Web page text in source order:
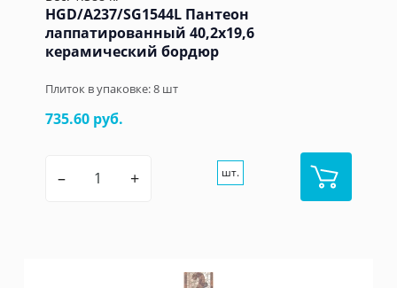
HGD/A237/SG1544L Пантеон
лаппатированный 40,2x19,6
керамический бордюр
Плиток в упаковке:8 шт
735.60 руб.
– + шт.